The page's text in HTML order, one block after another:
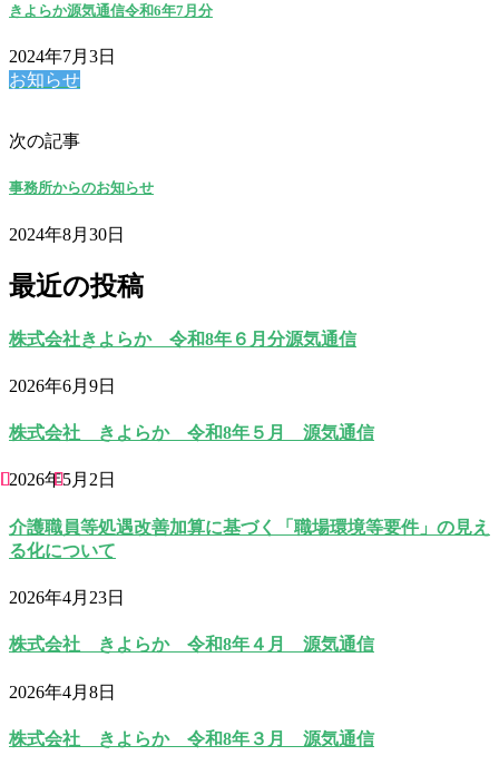
きよらか源気通信令和6年7月分
2024年7月3日
お知らせ
次の記事
事務所からのお知らせ
2024年8月30日
最近の投稿
株式会社きよらか 令和8年６月分源気通信
2026年6月9日
株式会社 きよらか 令和8年５月 源気通信
2026年5月2日
介護職員等処遇改善加算に基づく「職場環境等要件」の見え
る化について
2026年4月23日
株式会社 きよらか 令和8年４月 源気通信
2026年4月8日
株式会社 きよらか 令和8年３月 源気通信